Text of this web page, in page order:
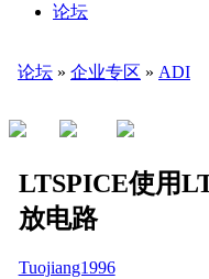
论坛
论坛 » 企业专区 » ADI
LTSPICE使用
放电路
Tuojiang1996